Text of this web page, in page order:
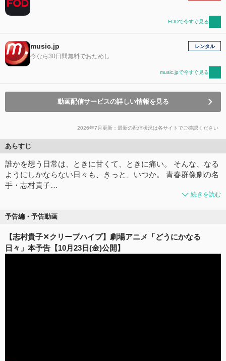
FODで今すぐ見る
music.jp
今なら30日間無料でおためし
レンタル
music.jpで今すぐ見る
動画配信サービスの詳しい情報を見る
2026年7月更新：最新の配信状況は各サイトでご確認ください
あらすじ
誰かを想う日常は、ときに甘くて、ときに痛い。 そんな、なる
ようにしかならない日々も、きっと、いつか。 青春群像劇の名
手・志村貴子…
続きを読む
予告編・予告動画
【志村貴子✕クリープハイプ】劇場アニメ「どうにかなる
日々」本予告【10月23日(金)公開】